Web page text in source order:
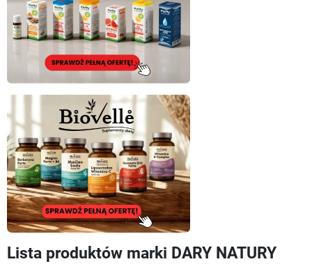
Lista produktów marki DARY NATURY